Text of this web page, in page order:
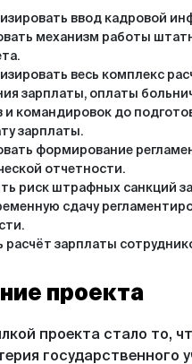
ввод кадровой
механизм работы
весь комплекс
зарплаты, оплаты
и командировок до
зарплаты.
формирование
отчетности.
риск штрафных санкций за
сдачу
расчёт зарплаты
проекта
проекта стало то,
государственного